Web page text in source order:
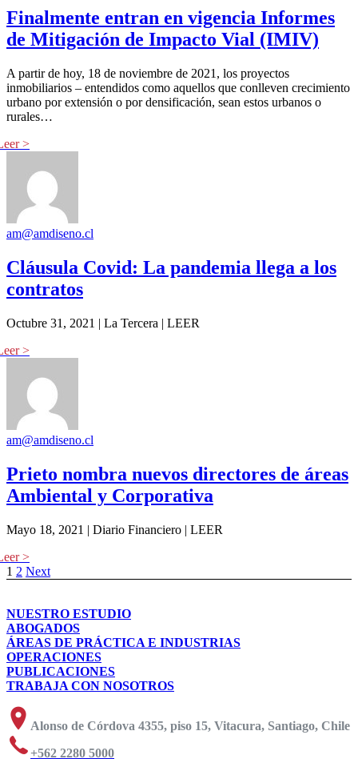
Finalmente entran en vigencia Informes
de Mitigación de Impacto Vial (IMIV)
A partir de hoy, 18 de noviembre de 2021, los proyectos
inmobiliarios – entendidos como aquellos que conlleven crecimiento
urbano por extensión o por densificación, sean estos urbanos o
rurales…
am@amdiseno.cl
Cláusula Covid: La pandemia llega a los
contratos
Octubre 31, 2021 | La Tercera | LEER
am@amdiseno.cl
Prieto nombra nuevos directores de áreas
Ambiental y Corporativa
Mayo 18, 2021 | Diario Financiero | LEER
1 2 Next
NUESTRO ESTUDIO
ABOGADOS
ÁREAS DE PRÁCTICA E INDUSTRIAS
OPERACIONES
PUBLICACIONES
TRABAJA CON NOSOTROS
Alonso de Córdova 4355, piso 15, Vitacura, Santiago, Chile
+562 2280 5000